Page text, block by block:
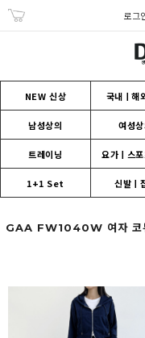
로그
NEW 신상 국내ㅣ해
남성상의 여성
트레이닝 요가ㅣ스
1+1 Set 신발ㅣ
GAA FW1040W 여자 코